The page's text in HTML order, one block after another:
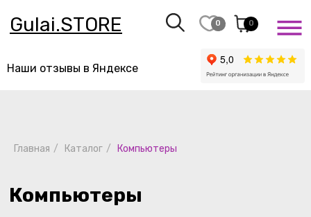
0
Gulai.STORE
Наши отзывы в Яндексе
Главная / Каталог / Компьютеры
Компьютеры